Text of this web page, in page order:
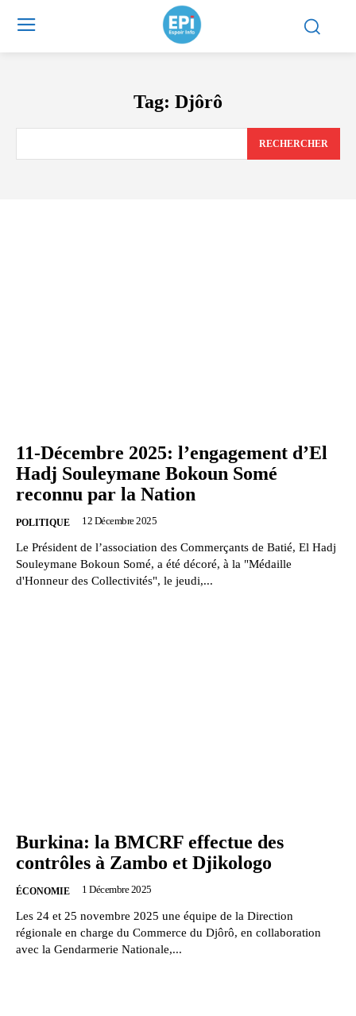
Tag: Djôrô
RECHERCHER
11-Décembre 2025: l’engagement d’El
Hadj Souleymane Bokoun Somé
reconnu par la Nation
POLITIQUE 12 Décembre 2025
Le Président de l’association des Commerçants de Batié, El Hadj
Souleymane Bokoun Somé, a été décoré, à la "Médaille
d'Honneur des Collectivités", le jeudi,...
Burkina: la BMCRF effectue des
contrôles à Zambo et Djikologo
ÉCONOMIE 1 Décembre 2025
Les 24 et 25 novembre 2025 une équipe de la Direction
régionale en charge du Commerce du Djôrô, en collaboration
avec la Gendarmerie Nationale,...